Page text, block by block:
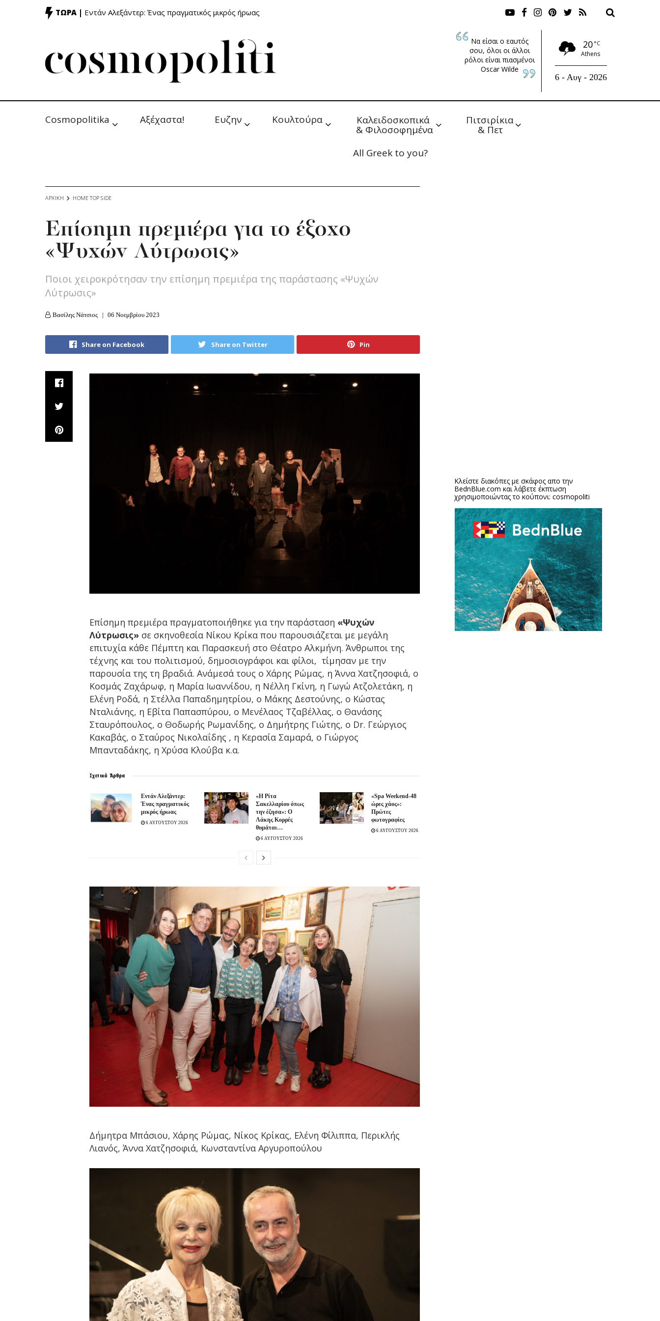
ΤΩΡΑ | Εντάν Αλεξάντερ: Ένας πραγματικός μικρός ήρωας
Να είσαι ο εαυτός
σου, όλοι οι άλλοι
ρόλοι είναι πιασμένοι
Oscar Wilde
20 °C
Athens
6 - Αυγ - 2026
Cosmopolitika Αξέχαστα! Ευζην Κουλτούρα Καλειδοσκοπικά
& Φιλοσοφημένα
Πιτσιρίκια
& Πετ
All Greek to you?
ΑΡΧΙΚΗ HOME TOP SIDE
Επίσημη πρεμιέρα για το έξοχο
«Ψυχών Λύτρωσις»
Ποιοι χειροκρότησαν την επίσημη πρεμιέρα της παράστασης «Ψυχών
Λύτρωσις»
Βασίλης Νάτσιος 06 Νοεμβρίου 2023
Share on Facebook Share on Twitter Pin
Επίσημη πρεμιέρα πραγματοποιήθηκε για την παράσταση «Ψυχών
Λύτρωσις» σε σκηνοθεσία Νίκου Κρίκα που παρουσιάζεται με μεγάλη
επιτυχία κάθε Πέμπτη και Παρασκευή στο Θέατρο Αλκμήνη. Άνθρωποι της
τέχνης και του πολιτισμού, δημοσιογράφοι και φίλοι, τίμησαν με την
παρουσία της τη βραδιά. Ανάμεσά τους ο Χάρης Ρώμας, η Άννα Χατζησοφιά, ο
Κοσμάς Ζαχάρωφ, η Μαρία Ιωαννίδου, η Νέλλη Γκίνη, η Γωγώ Ατζολετάκη, η
Ελένη Ροδά, η Στέλλα Παπαδημητρίου, ο Μάκης Δεστούνης, ο Κώστας
Νταλιάνης, η Εβίτα Παπασπύρου, ο Μενέλαος Τζαβέλλας, ο Θανάσης
Σταυρόπουλος, ο Θοδωρής Ρωμανίδης, ο Δημήτρης Γιώτης, ο Dr. Γεώργιος
Κακαβάς, ο Σταύρος Νικολαΐδης , η Κερασία Σαμαρά, ο Γιώργος
Μπανταδάκης, η Χρύσα Κλούβα κ.α.
Σχετικά Άρθρα
Εντάν Αλεξάντερ:
Ένας πραγματικός
μικρός ήρωας
6 ΑΥΓΟΥΣΤΟΥ 2026
«Η Ρίτα
Σακελλαρίου όπως
την έζησα»: Ο
Λάκης Κορρές
θυμάται…
6 ΑΥΓΟΥΣΤΟΥ 2026
«Spa Weekend-48
ώρες χάος»:
Πρώτες
φωτογραφίες
6 ΑΥΓΟΥΣΤΟΥ 2026
Δήμητρα Μπάσιου, Χάρης Ρώμας, Νίκος Κρίκας, Ελένη Φίλιππα, Περικλής
Λιανός, Άννα Χατζησοφιά, Κωνσταντίνα Αργυροπούλου
Κλείστε διακόπες με σκάφος απο την
BednBlue.com και λάβετε έκπτωση
χρησιμοποιώντας το κούπονι: cosmopoliti